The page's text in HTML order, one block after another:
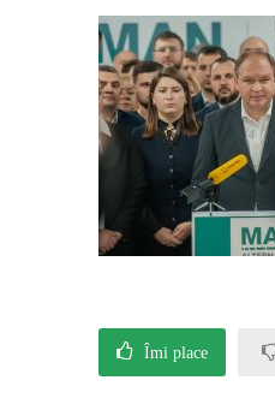
Îmi place